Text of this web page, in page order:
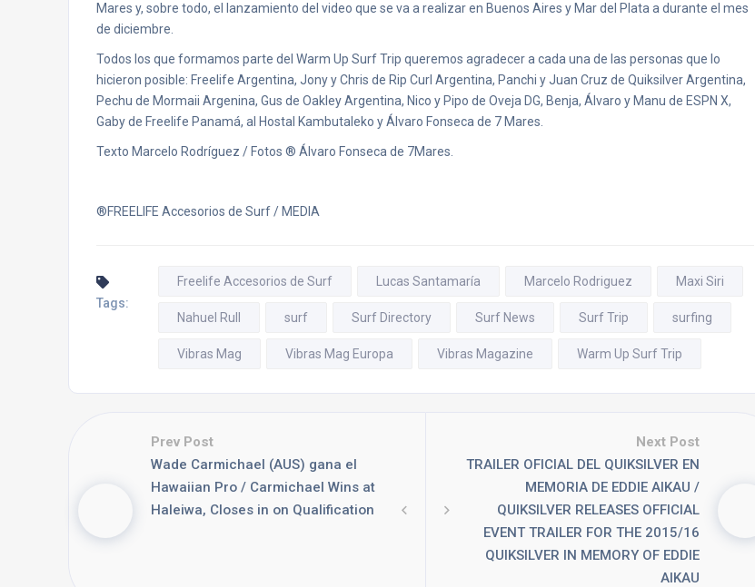
Mares y, sobre todo, el lanzamiento del video que se va a realizar en Buenos Aires y Mar del Plata a durante el mes
de diciembre.
Todos los que formamos parte del Warm Up Surf Trip queremos agradecer a cada una de las personas que lo
hicieron posible: Freelife Argentina, Jony y Chris de Rip Curl Argentina, Panchi y Juan Cruz de Quiksilver Argentina,
Pechu de Mormaii Argenina, Gus de Oakley Argentina, Nico y Pipo de Oveja DG, Benja, Álvaro y Manu de ESPN X,
Gaby de Freelife Panamá, al Hostal Kambutaleko y Álvaro Fonseca de 7 Mares.
Texto Marcelo Rodríguez / Fotos ® Álvaro Fonseca de 7Mares.
®FREELIFE Accesorios de Surf / MEDIA
Tags:
Freelife Accesorios de Surf Lucas Santamaría Marcelo Rodriguez Maxi Siri
Nahuel Rull surf Surf Directory Surf News Surf Trip surfing
Vibras Mag Vibras Mag Europa Vibras Magazine Warm Up Surf Trip
Prev Post
Wade Carmichael (AUS) gana el
Hawaiian Pro / Carmichael Wins at
Haleiwa, Closes in on Qualification
Next Post
TRAILER OFICIAL DEL QUIKSILVER EN
MEMORIA DE EDDIE AIKAU /
QUIKSILVER RELEASES OFFICIAL
EVENT TRAILER FOR THE 2015/16
QUIKSILVER IN MEMORY OF EDDIE
AIKAU